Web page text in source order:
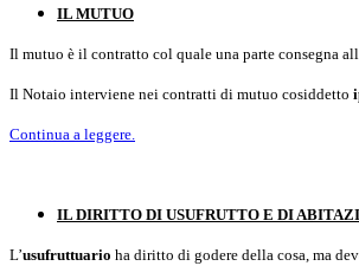
IL MUTUO
Il mutuo è il contratto col quale una parte consegna
Il Notaio interviene nei contratti di mutuo cosiddetto
Continua a leggere.
IL DIRITTO DI USUFRUTTO E DI
L’usufruttuario ha diritto di godere della cosa, ma